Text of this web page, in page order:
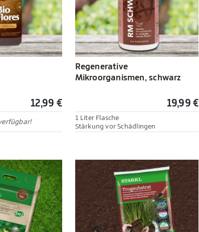
12,99 €
Regenerative
Mikroorganismen, schwarz
19,99 €
1 Liter Flasche
Stärkung vor Schädlingen